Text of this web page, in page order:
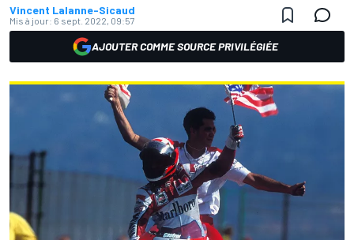
Vincent Lalanne-Sicaud
Mis à jour: 6 sept. 2022, 09:57
AJOUTER COMME SOURCE PRIVILÉGIÉE